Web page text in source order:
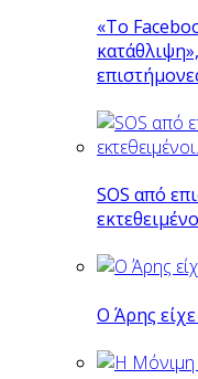
«Το
SOS από
O Άρης